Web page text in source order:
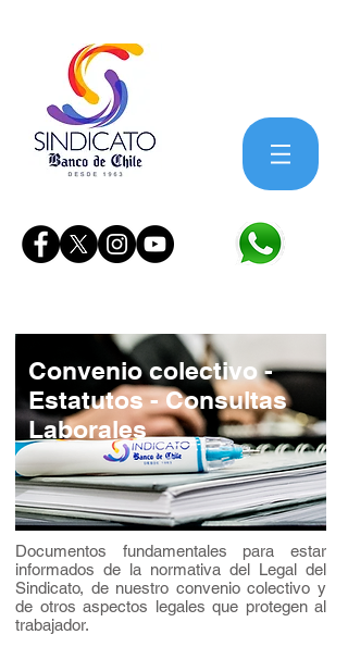
Convenio colectivo -
Estatutos - Consultas
Laborales
Documentos fundamentales para estar
informados de la normativa del Legal del
Sindicato, de nuestro convenio colectivo y
de otros aspectos legales que protegen al
trabajador.